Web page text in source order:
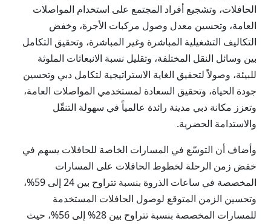
الحافلات، وتشجيع أفراد المجتمع على استخدام المواصلات
العامة، وتحسين معدل وصول مركبات الأجرة، وخفض
التكاليف التشغيلية المباشرة وغير المباشرة، وتحقيق التكامل
بين وسائل النقل المختلفة، وتقليل نسبة الانبعاثات الملوثة
للبيئة، وصولاً لتحقيق الغاية الاستراتيجية لتكامل دبي وتحسين
جودة الحياة، وتحقيق السعادة لمستخدمي المواصلات العامة،
وتعزز مكانة دبي مدينة رائدة عالمياً في سهولة التنقّل
والاستدامة الحضرية.
وأضاف أن التوسّع في المسارات الخاصة للحافلات يسهم في
خفض زمن الرحلة لخطوط الحافلات على المسارات
المخصصة في ساعات الذروة بنسبة تتراوح بين 24 إلى 59%،
وتحسين الزمن المتوقع لوصول الحافلات المستخدمة
للمسارات المخصصة بنسبة تتراوح بين 28% إلى 56%، حيث